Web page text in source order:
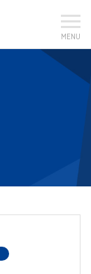
MENU